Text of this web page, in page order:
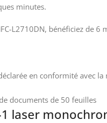
minutes.
L2710DN, bénéficiez de 6
en conformité avec la
documents de 50 feuilles